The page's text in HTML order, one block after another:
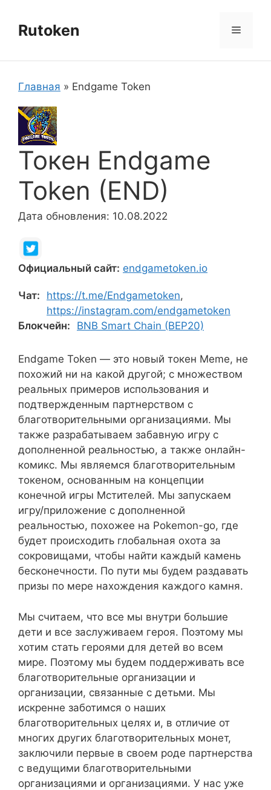
содержимому
Rutoken Меню
Главная » Endgame Token
Токен Endgame
Token (END)
Дата обновления: 10.08.2022
Официальный сайт: endgametoken.io
Чат: https://t.me/Endgametoken,
https://instagram.com/endgametoken
Блокчейн:
BNB Smart Chain (BEP20)
Endgame Token — это новый токен Meme, не
похожий ни на какой другой; с множеством
реальных примеров использования и
подтвержденным партнерством с
благотворительными организациями. Мы
также разрабатываем забавную игру с
дополненной реальностью, а также онлайн-
комикс. Мы являемся благотворительным
токеном, основанным на концепции
конечной игры Мстителей. Мы запускаем
игру/приложение с дополненной
реальностью, похожее на Pokemon-go, где
будет происходить глобальная охота за
сокровищами, чтобы найти каждый камень
бесконечности. По пути мы будем раздавать
призы по мере нахождения каждого камня.
Мы считаем, что все мы внутри большие
дети и все заслуживаем героя. Поэтому мы
хотим стать героями для детей во всем
мире. Поэтому мы будем поддерживать все
благотворительные организации и
организации, связанные с детьми. Мы
искренне заботимся о наших
благотворительных целях и, в отличие от
многих других благотворительных монет,
заключили первые в своем роде партнерства
с ведущими благотворительными
организациями и организациями. У нас уже